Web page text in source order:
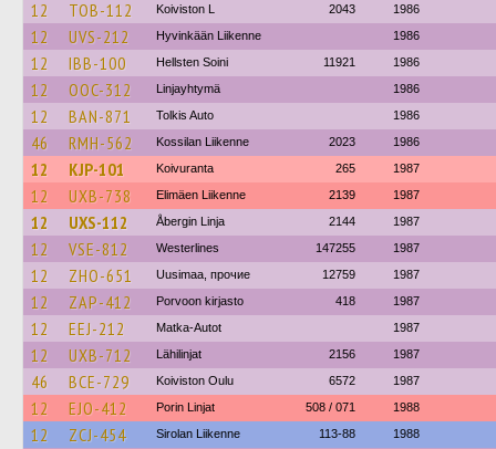
12 TOB-112 Koiviston L 2043 1986
12 UVS-212 Hyvinkään Liikenne 1986
12 IBB-100 Hellsten Soini 11921 1986
12 OOC-312 Linjayhtymä 1986
12 BAN-871 Tolkis Auto 1986
46 RMH-562 Kossilan Liikenne 2023 1986
12 KJP-101 Koivuranta 265 1987
12 UXB-738 Elimäen Liikenne 2139 1987
12 UXS-112 Åbergin Linja 2144 1987
12 VSE-812 Westerlines 147255 1987
12 ZHO-651 Uusimaa, прочие 12759 1987
12 ZAP-412 Porvoon kirjasto 418 1987
12 EEJ-212 Matka-Autot 1987
12 UXB-712 Lähilinjat 2156 1987
46 BCE-729 Koiviston Oulu 6572 1987
12 EJO-412 Porin Linjat 508 / 071 1988
12 ZCJ-454 Sirolan Liikenne 113-88 1988